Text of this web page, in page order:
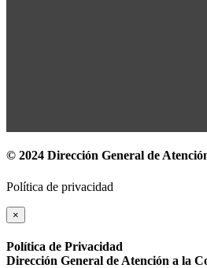
© 2024 Dirección General de
Política de privacidad
×
Política de Privacidad
Dirección General de Atención a la